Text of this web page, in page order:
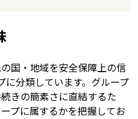
国・地域を安全保障上の信
に分類しています。グループ
きの簡素さに直結するた
プに属するかを把握してお